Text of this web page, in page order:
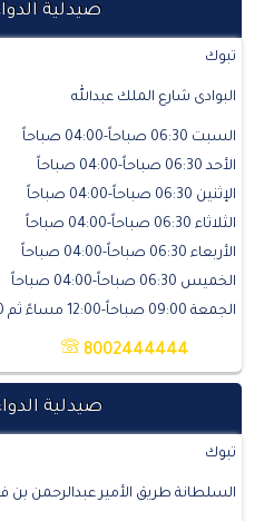
صيدلية الدواء
تبوك
البوادى شارع الملك عبدالله
السبت 06:30 صباحاً-04:00 صباحاً
الأحد 06:30 صباحاً-04:00 صباحاً
الإثنين 06:30 صباحاً-04:00 صباحاً
الثلاثاء 06:30 صباحاً-04:00 صباحاً
الأربعاء 06:30 صباحاً-04:00 صباحاً
الخميس 06:30 صباحاً-04:00 صباحاً
الجمعة 09:00 صباحاً-12:00 مساءً ثم 01:00 مساءً-04:00 صباحاً
8002444444
صيدلية الدواء
تبوك
السلطانة طريق الأمير عبدالرحمن